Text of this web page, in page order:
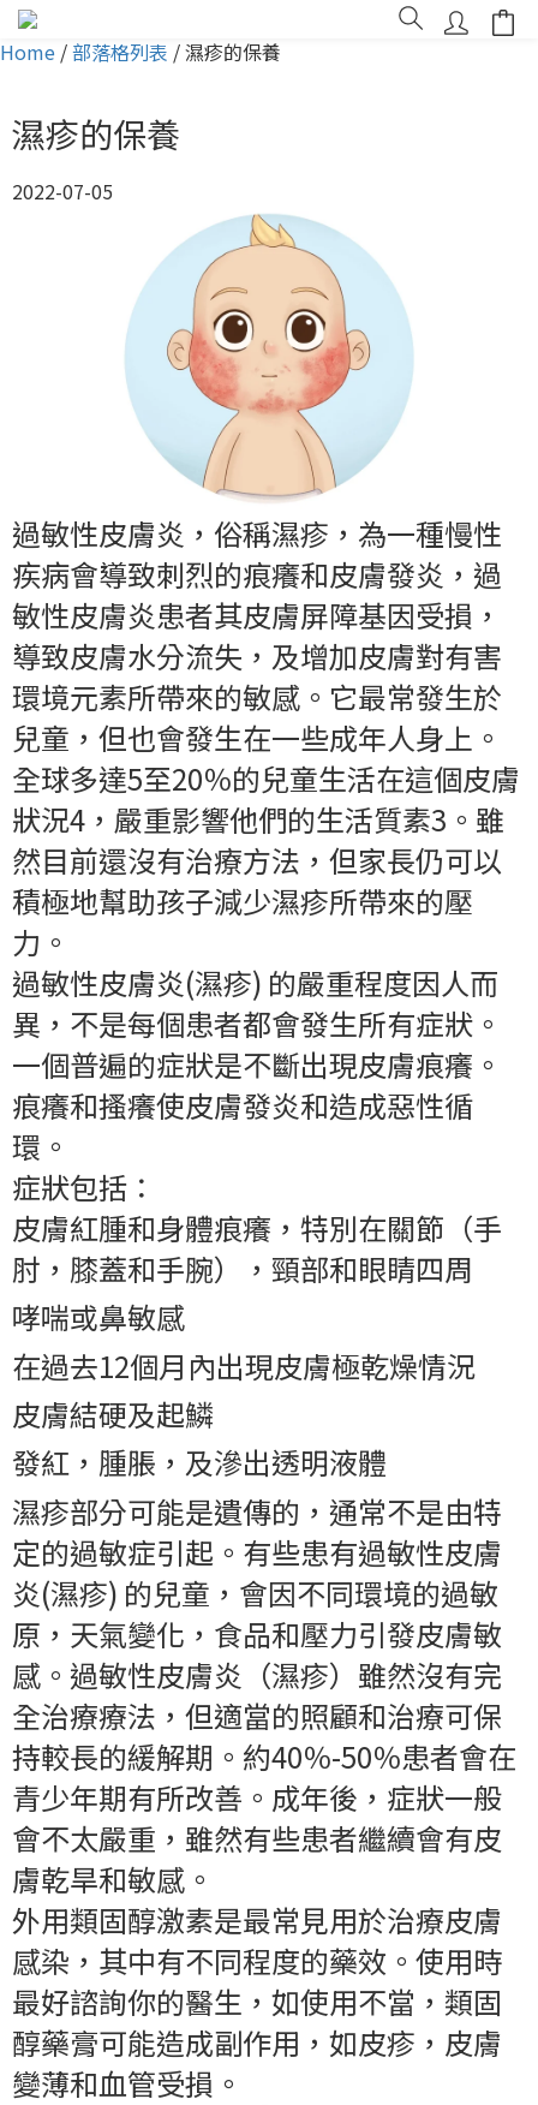
Home /部落格列表 /濕疹的保養
濕疹的保養
2022-07-05
過敏性皮膚炎，俗稱濕疹，為一種慢性
疾病會導致刺烈的痕癢和皮膚發炎，過
敏性皮膚炎患者其皮膚屏障基因受損，
導致皮膚水分流失，及增加皮膚對有害
環境元素所帶來的敏感。它最常發生於
兒童，但也會發生在一些成年人身上。
全球多達5至20％的兒童生活在這個皮膚
狀況4，嚴重影響他們的生活質素3。雖
然目前還沒有治療方法，但家長仍可以
積極地幫助孩子減少濕疹所帶來的壓
力。
過敏性皮膚炎(濕疹) 的嚴重程度因人而
異，不是每個患者都會發生所有症狀。
一個普遍的症狀是不斷出現皮膚痕癢。
痕癢和搔癢使皮膚發炎和造成惡性循
環。
症狀包括：
皮膚紅腫和身體痕癢，特別在關節（手
肘，膝蓋和手腕），頸部和眼睛四周
哮喘或鼻敏感
在過去12個月內出現皮膚極乾燥情況
皮膚結硬及起鱗
發紅，腫脹，及滲出透明液體
濕疹部分可能是遺傳的，通常不是由特
定的過敏症引起。有些患有過敏性皮膚
炎(濕疹) 的兒童，會因不同環境的過敏
原，天氣變化，食品和壓力引發皮膚敏
感。過敏性皮膚炎（濕疹）雖然沒有完
全治療療法，但適當的照顧和治療可保
持較長的緩解期。約40％-50％患者會在
青少年期有所改善。成年後，症狀一般
會不太嚴重，雖然有些患者繼續會有皮
膚乾旱和敏感。
外用類固醇激素是最常見用於治療皮膚
感染，其中有不同程度的藥效。使用時
最好諮詢你的醫生，如使用不當，類固
醇藥膏可能造成副作用，如皮疹，皮膚
變薄和血管受損。